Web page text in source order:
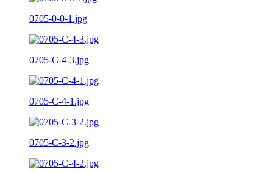
0705-0-0-1.jpg
0705-C-4-3.jpg
0705-C-4-1.jpg
0705-C-3-2.jpg